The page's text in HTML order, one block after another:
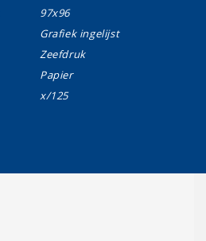
97x96
Grafiek ingelijst
Zeefdruk
Papier
x/125